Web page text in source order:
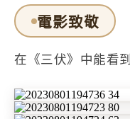
電影致敬
在《三伏》中能看